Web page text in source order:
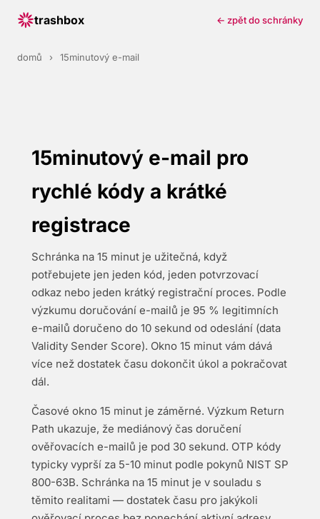
trashbox ← zpět do schránky
domů › 15minutový e-mail
15minutový e-mail pro
rychlé kódy a krátké
registrace
Schránka na 15 minut je užitečná, když
potřebujete jen jeden kód, jeden potvrzovací
odkaz nebo jeden krátký registrační proces. Podle
výzkumu doručování e-mailů je 95 % legitimních
e-mailů doručeno do 10 sekund od odeslání (data
Validity Sender Score). Okno 15 minut vám dává
více než dostatek času dokončit úkol a pokračovat
dál.
Časové okno 15 minut je záměrné. Výzkum Return
Path ukazuje, že mediánový čas doručení
ověřovacích e-mailů je pod 30 sekund. OTP kódy
typicky vyprší za 5-10 minut podle pokynů NIST SP
800-63B. Schránka na 15 minut je v souladu s
těmito realitami — dostatek času pro jakýkoli